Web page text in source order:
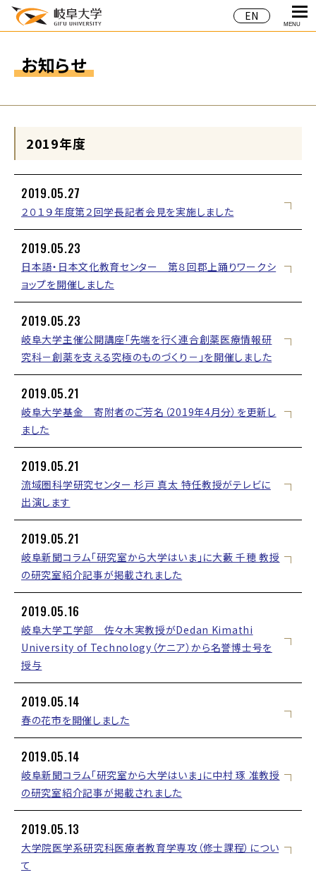
EN
MENU
お知らせ
2019年度
2019.05.27
２０１９年度第２回学長記者会見を実施しました
2019.05.23
日本語・日本文化教育センター 第８回郡上踊りワークシ
ョップを開催しました
2019.05.23
岐阜大学主催公開講座「先端を行く連合創薬医療情報研
究科－創薬を支える究極のものづくり－」を開催しました
2019.05.21
岐阜大学基金 寄附者のご芳名（2019年4月分）を更新し
ました
2019.05.21
流域圏科学研究センター 杉戸 真太 特任教授がテレビに
出演します
2019.05.21
岐阜新聞コラム「研究室から大学はいま」に大藪 千穂 教授
の研究室紹介記事が掲載されました
2019.05.16
岐阜大学工学部 佐々木実教授がDedan Kimathi
University of Technology（ケニア）から名誉博士号を
授与
2019.05.14
春の花市を開催しました
2019.05.14
岐阜新聞コラム「研究室から大学はいま」に中村 琢 准教授
の研究室紹介記事が掲載されました
2019.05.13
大学院医学系研究科医療者教育学専攻（修士課程）につい
て